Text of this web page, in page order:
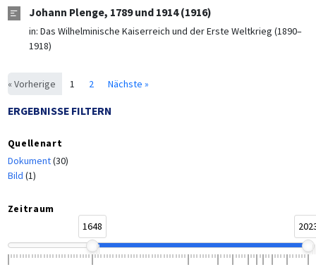
Johann Plenge, 1789 und 1914 (1916)
in: Das Wilhelminische Kaiserreich und der Erste Weltkrieg (1890–
1918)
« Vorherige 1 2 Nächste »
ERGEBNISSE FILTERN
Quellenart
Dokument(30)
Bild (1)
Zeitraum
1648